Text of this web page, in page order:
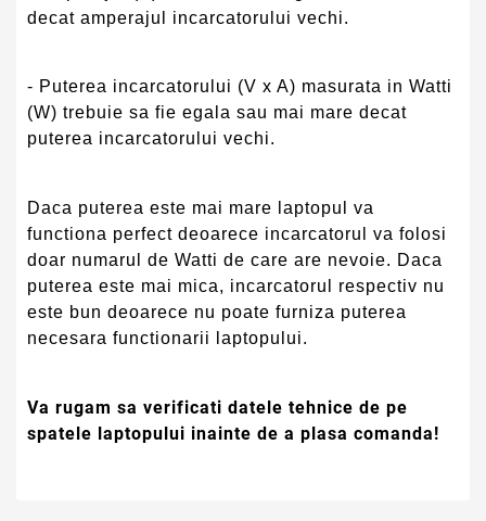
decat amperajul incarcatorului vechi.
- Puterea incarcatorului (V x A) masurata in Watti
(W) trebuie sa fie egala sau mai mare decat
puterea incarcatorului vechi.
Daca puterea este mai mare laptopul va
functiona perfect deoarece incarcatorul va folosi
doar numarul de Watti de care are nevoie. Daca
puterea este mai mica, incarcatorul respectiv nu
este bun deoarece nu poate furniza puterea
necesara functionarii laptopului.
Va rugam sa verificati datele tehnice de pe
spatele laptopului inainte de a plasa comanda!